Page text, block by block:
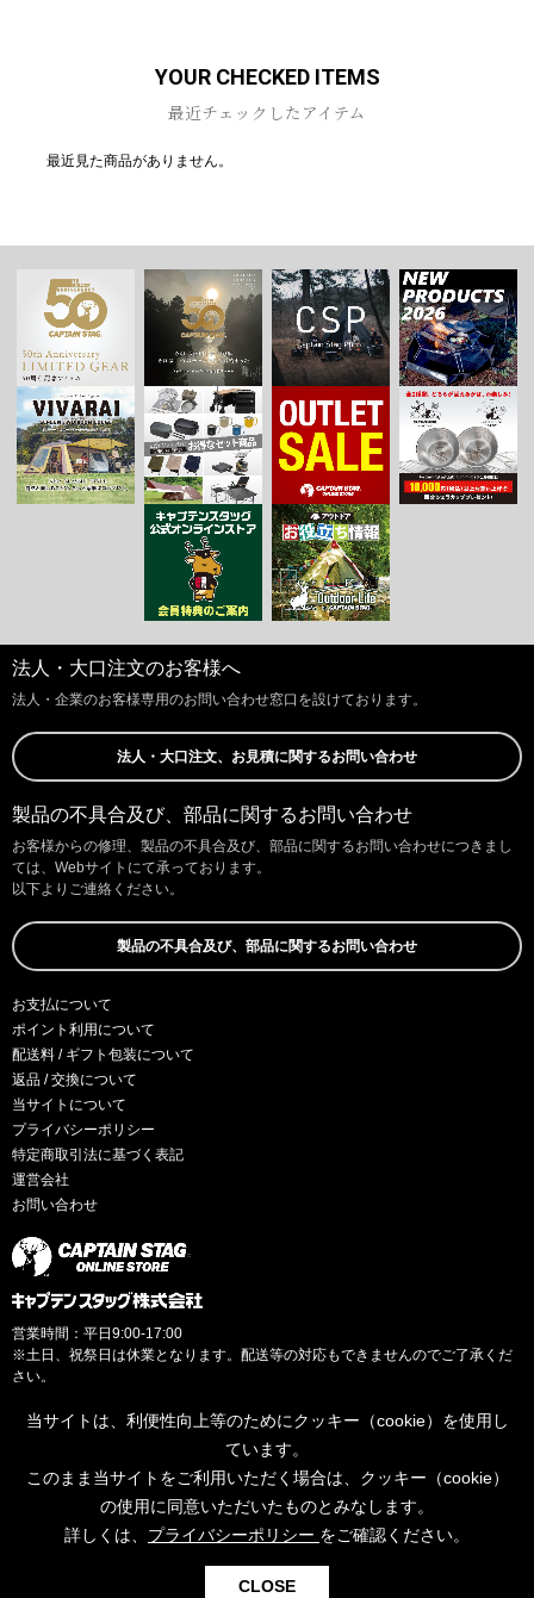
YOUR CHECKED ITEMS
最近チェックしたアイテム
最近見た商品がありません。
法人・大口注文のお客様へ
法人・企業のお客様専用のお問い合わせ窓口を設けております。
法人・大口注文、お見積に関するお問い合わせ
製品の不具合及び、部品に関するお問い合わせ
お客様からの修理、製品の不具合及び、部品に関するお問い合わせにつきまし
ては、Webサイトにて承っております。
以下よりご連絡ください。
製品の不具合及び、部品に関するお問い合わせ
お支払について
ポイント利用について
配送料 / ギフト包装について
返品 / 交換について
当サイトについて
プライバシーポリシー
特定商取引法に基づく表記
運営会社
お問い合わせ
営業時間：平日9:00-17:00
※土日、祝祭日は休業となります。配送等の対応もできませんのでご了承くだ
さい。
© CAPTAINSTAG Co.Ltd.
当サイトは、利便性向上等のためにクッキー（cookie）を使用し
ています。
このまま当サイトをご利用いただく場合は、クッキー（cookie）
の使用に同意いただいたものとみなします。
詳しくは、 プライバシーポリシー をご確認ください。
CLOSE